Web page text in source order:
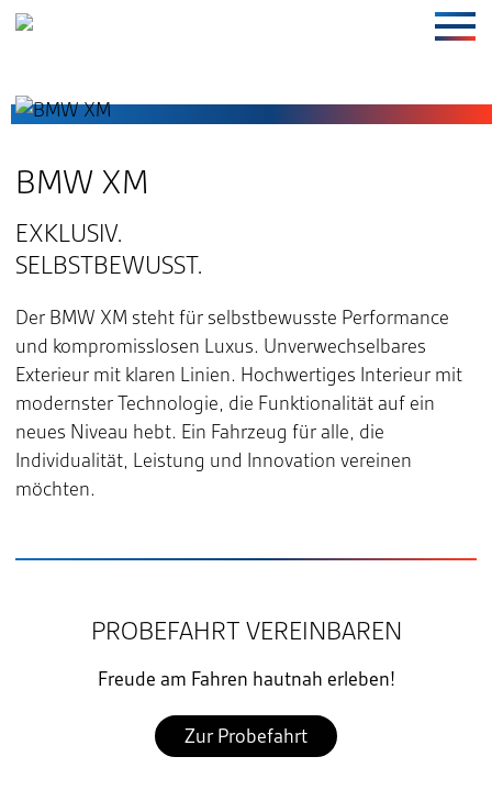
Springe zu:
HAUPTINHALT
BMW XM
EXKLUSIV.
SELBSTBEWUSST.
Der BMW XM steht für selbstbewusste Performance
und kompromisslosen Luxus. Unverwechselbares
Exterieur mit klaren Linien. Hochwertiges Interieur mit
modernster Technologie, die Funktionalität auf ein
neues Niveau hebt. Ein Fahrzeug für alle, die
Individualität, Leistung und Innovation vereinen
möchten.
PROBEFAHRT VEREINBAREN
Freude am Fahren hautnah erleben!
Zur Probefahrt